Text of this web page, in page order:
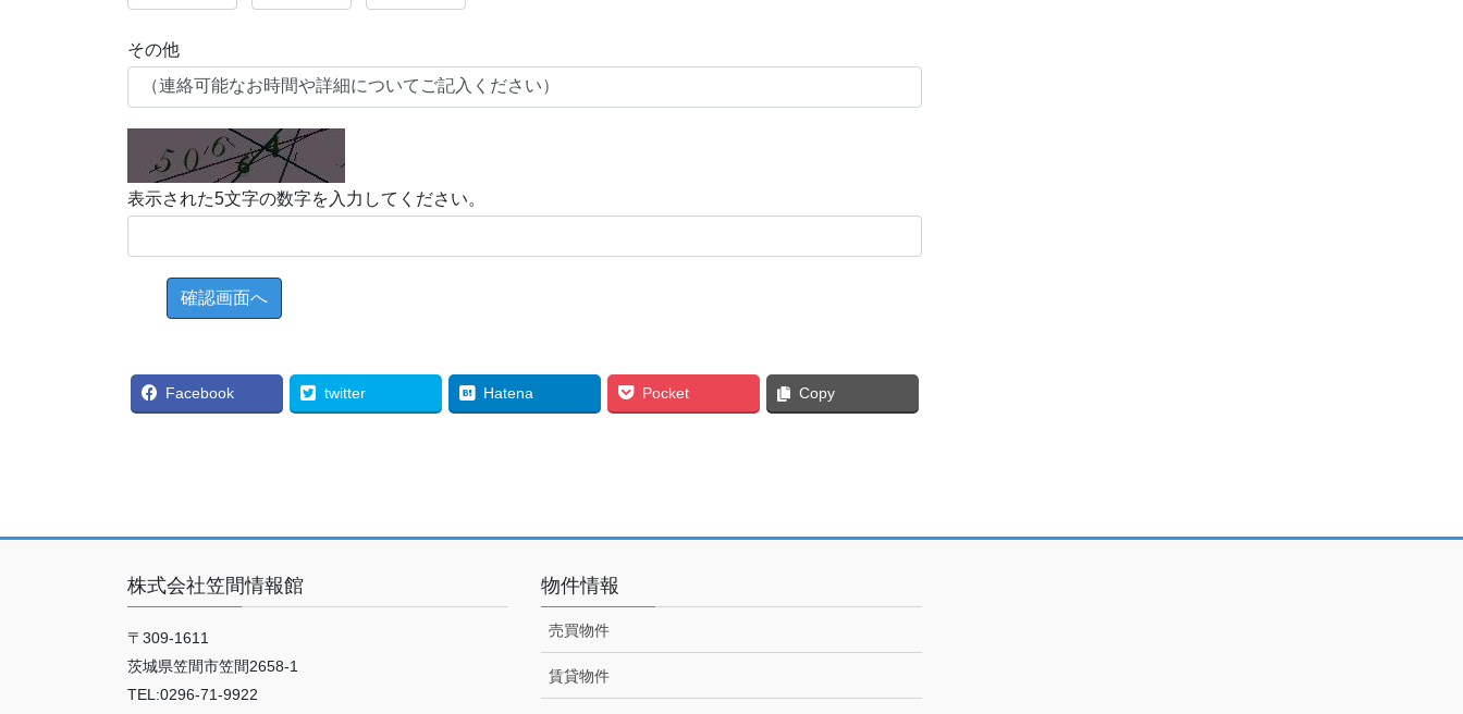
その他
表示された5文字の数字を入力してください。
Facebook twitter Hatena Pocket Copy
株式会社笠間情報館
〒309-1611
茨城県笠間市笠間2658-1
TEL:0296-71-9922
物件情報
売買物件
賃貸物件